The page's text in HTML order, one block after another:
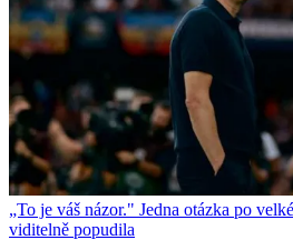
„To je váš názor." Jedna otázka po
viditelně popudila